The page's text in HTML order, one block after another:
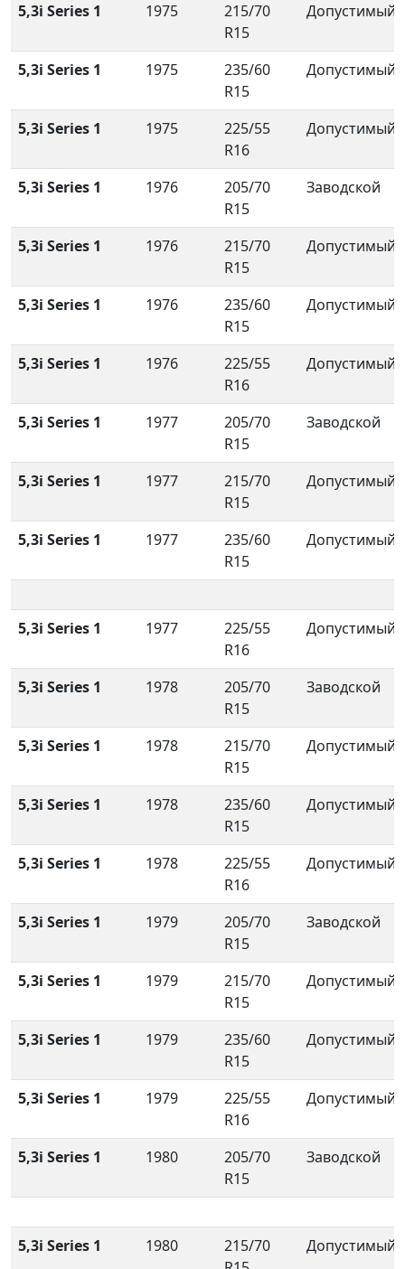
5,3i Series 1 1975
215/70
R15
Допустимый
5,3i Series 1 1975
235/60
R15
Допустимый
5,3i Series 1 1975
225/55
R16
Допустимый
5,3i Series 1 1976
205/70
R15
Заводской
5,3i Series 1 1976
215/70
R15
Допустимый
5,3i Series 1 1976
235/60
R15
Допустимый
5,3i Series 1 1976
225/55
R16
Допустимый
5,3i Series 1 1977
205/70
R15
Заводской
5,3i Series 1 1977
215/70
R15
Допустимый
5,3i Series 1 1977
235/60
R15
Допустимый
5,3i Series 1 1977
225/55
R16
Допустимый
5,3i Series 1 1978
205/70
R15
Заводской
5,3i Series 1 1978
215/70
R15
Допустимый
5,3i Series 1 1978
235/60
R15
Допустимый
5,3i Series 1 1978
225/55
R16
Допустимый
5,3i Series 1 1979
205/70
R15
Заводской
5,3i Series 1 1979
215/70
R15
Допустимый
5,3i Series 1 1979
235/60
R15
Допустимый
5,3i Series 1 1979
225/55
R16
Допустимый
5,3i Series 1 1980
205/70
R15
Заводской
5,3i Series 1 1980
215/70
Допустимый